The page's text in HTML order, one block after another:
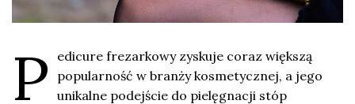
P
edicure frezarkowy zyskuje coraz większą
popularność w branży kosmetycznej, a jego
unikalne podejście do pielęgnacji stóp